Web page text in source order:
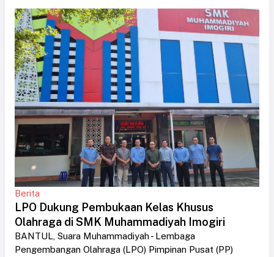
Berita
LPO Dukung Pembukaan Kelas Khusus
Olahraga di SMK Muhammadiyah Imogiri
BANTUL, Suara Muhammadiyah - Lembaga
Pengembangan Olahraga (LPO) Pimpinan Pusat (PP)